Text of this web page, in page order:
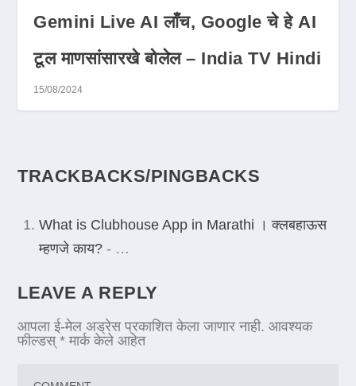
Gemini Live AI लाँच, Google चे हे AI
टूल माणसांसारखे बोलेल – India TV Hindi
15/08/2024
TRACKBACKS/PINGBACKS
What is Clubhouse App in Marathi । क्लबहाऊस
म्हणजे काय? - …
LEAVE A REPLY
आपला ई-मेल अड्रेस प्रकाशित केला जाणार नाही. आवश्यक
फील्डस्* मार्क केले आहेत